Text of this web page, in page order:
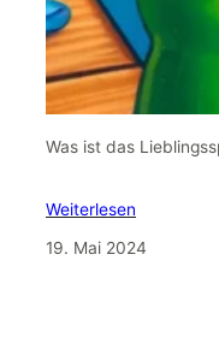
Was ist das
Weiterlesen
19. Mai 2024